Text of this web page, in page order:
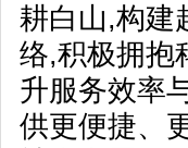
耕白山,构建
络,积极拥抱
升服务效率
供更便捷、